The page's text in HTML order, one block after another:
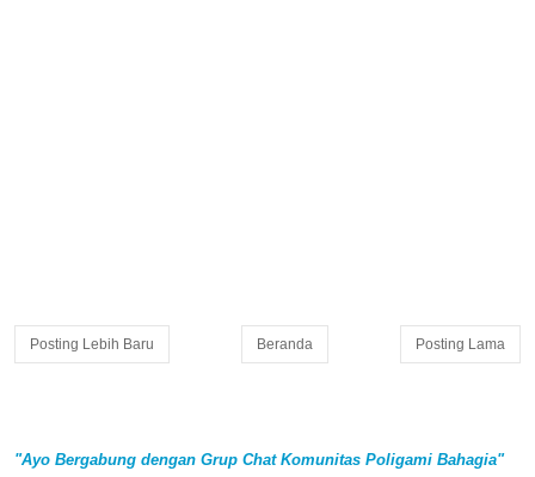
Posting Lebih Baru Posting Lama
Beranda
"Ayo Bergabung dengan Grup Chat Komunitas Poligami Bahagia"